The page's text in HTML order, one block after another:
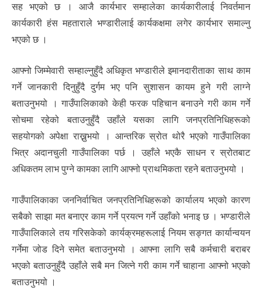
सह भएको छ । आजै कार्यभार सम्हालेका कार्यकारीलाई निवर्तमान
कार्यकारी हंस महताराले भण्डारीलाई कार्यकक्षमा लगेर कार्यभार समाल्नु
भएको छ ।
आफ्नो जिम्मेवारी सम्हाल्नुहुँदै अधिकृत भण्डारीले इमानदारीताका साथ काम
गर्ने जानकारी दिनुहुँदै दुर्गम भए पनि सुशासन कायम हुने गरी लाग्ने
बताउनुभयो । गाउँपालिकाको केही फरक पहिचान बनाउने गरी काम गर्ने
सोचमा रहेको बताउनुहुँदै उहाँले यसका लागि जनप्रतिनिधिहरूको
सहयोगको अपेक्षा राख्नुभयो । आन्तरिक स्रोत थोरै भएको गाउँपालिका
भित्र अदानचुली गाउँपालिका पर्छ । उहाँले भएकै साधन र स्रोतबाट
अधिकतम लाभ पुग्ने कामका लागि आफ्नो प्राथमिकता रहने बताउनुभयो ।
गाउँपालिकाका जननिर्वाचित जनप्रतिनिधिहरूको कार्यालय भएको कारण
सबैको साझा मत बनाएर काम गर्ने प्रयत्न गर्ने उहाँको भनाइ छ । भण्डारीले
गाउँपालिकाले तय गरिसकेको कार्यक्रमहरूलाई नियम सङ्गत कार्यान्वयन
गर्नेमा जोड दिने समेत बताउनुभयो । आफ्ना लागि सबै कर्मचारी बराबर
भएको बताउनुहुँदै उहाँले सबै मन जित्ने गरी काम गर्ने चाहाना आफ्नो भएको
बताउनुभयो ।